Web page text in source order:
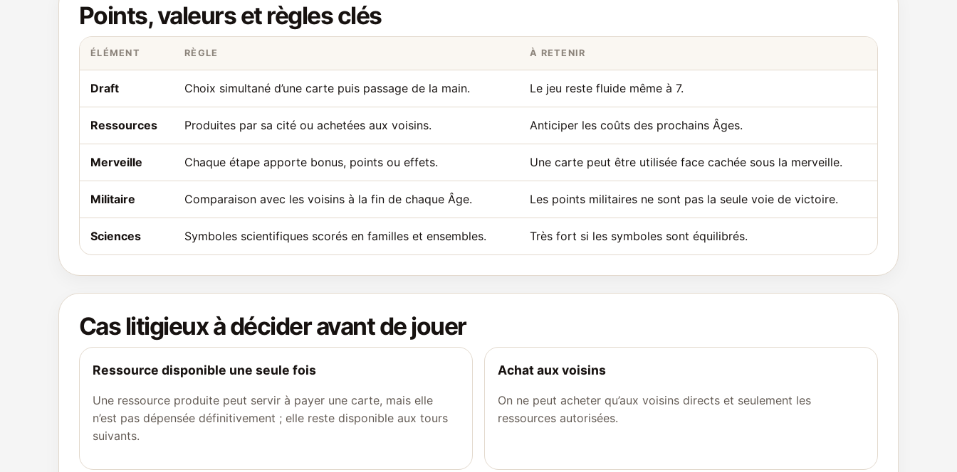
Points, valeurs et règles clés
ÉLÉMENT RÈGLE À RETENIR
Draft Choix simultané d’une carte puis passage de la main. Le jeu reste fluide même à 7.
Ressources Produites par sa cité ou achetées aux voisins. Anticiper les coûts des prochains Âges.
Merveille Chaque étape apporte bonus, points ou effets. Une carte peut être utilisée face cachée sous la merveille.
Militaire Comparaison avec les voisins à la fin de chaque Âge. Les points militaires ne sont pas la seule voie de victoire.
Sciences Symboles scientifiques scorés en familles et ensembles. Très fort si les symboles sont équilibrés.
Cas litigieux à décider avant de jouer
Ressource disponible une seule fois
Une ressource produite peut servir à payer une carte, mais elle
n’est pas dépensée définitivement ; elle reste disponible aux tours
suivants.
Achat aux voisins
On ne peut acheter qu’aux voisins directs et seulement les
ressources autorisées.